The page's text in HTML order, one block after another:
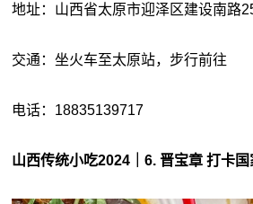
地址：山西省太原市迎泽区建设南路
交通：坐火车至太原站，步行前往
电话：18835139717
山西传统小吃2024｜6. 晋宝章 打卡